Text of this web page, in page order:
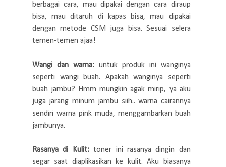
berbagai cara, mau dipakai dengan cara diraup
bisa, mau ditaruh di kapas bisa, mau dipakai
dengan metode CSM juga bisa. Sesuai selera
temen-temen ajaa!
Wangi dan warna:untuk produk ini wanginya
seperti wangi buah. Apakah wanginya seperti
buah jambu? Hmm mungkin agak mirip, ya aku
juga jarang minum jambu siih.. warna cairannya
sendiri warna pink muda, menggambarkan buah
jambunya.
Rasanya di Kulit:toner ini rasanya dingin dan
segar saat diaplikasikan ke kulit. Aku biasanya